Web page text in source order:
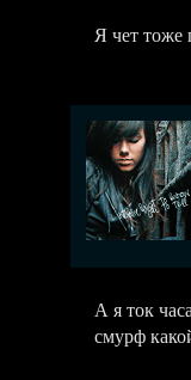
Я чет тоже
А я ток
смурф